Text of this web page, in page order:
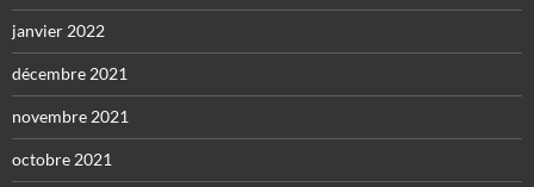
janvier 2022
décembre 2021
novembre 2021
octobre 2021